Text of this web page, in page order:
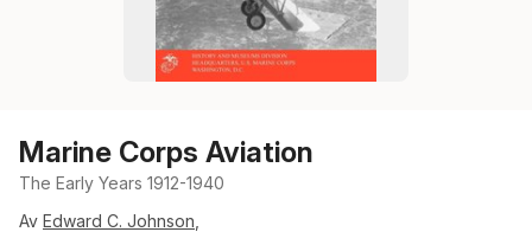
Marine Corps Aviation
The Early Years 1912-1940
Av Edward C. Johnson